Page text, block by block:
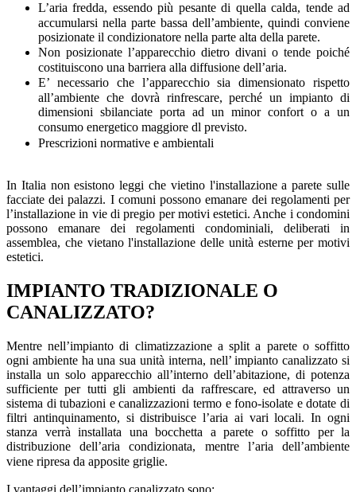
L’aria fredda, essendo più pesante di quella calda, tende ad
accumularsi nella parte bassa dell’ambiente, quindi conviene
posizionate il condizionatore nella parte alta della parete.
Non posizionate l’apparecchio dietro divani o tende poiché
costituiscono una barriera alla diffusione dell’aria.
E’ necessario che l’apparecchio sia dimensionato rispetto
all’ambiente che dovrà rinfrescare, perché un impianto di
dimensioni sbilanciate porta ad un minor confort o a un
consumo energetico maggiore dl previsto.
Prescrizioni normative e ambientali
In Italia non esistono leggi che vietino l'installazione a parete sulle
facciate dei palazzi. I comuni possono emanare dei regolamenti per
l’installazione in vie di pregio per motivi estetici. Anche i condomini
possono emanare dei regolamenti condominiali, deliberati in
assemblea, che vietano l'installazione delle unità esterne per motivi
estetici.
IMPIANTO TRADIZIONALE O
CANALIZZATO?
Mentre nell’impianto di climatizzazione a split a parete o soffitto
ogni ambiente ha una sua unità interna, nell’ impianto canalizzato si
installa un solo apparecchio all’interno dell’abitazione, di potenza
sufficiente per tutti gli ambienti da raffrescare, ed attraverso un
sistema di tubazioni e canalizzazioni termo e fono-isolate e dotate di
filtri antinquinamento, si distribuisce l’aria ai vari locali. In ogni
stanza verrà installata una bocchetta a parete o soffitto per la
distribuzione dell’aria condizionata, mentre l’aria dell’ambiente
viene ripresa da apposite griglie.